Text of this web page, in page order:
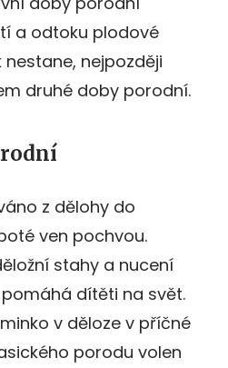
a odtoku plodové
nestane, nejpozději
druhé doby porodní.
z dělohy do
ven pochvou.
stahy a nucení
dítěti na svět.
v děloze v příčné
porodu volen